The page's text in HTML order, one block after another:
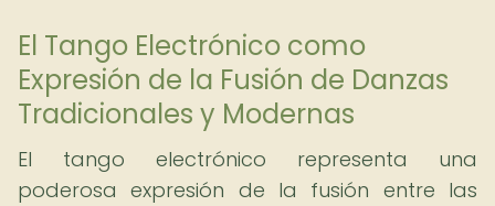
El Tango Electrónico como
Expresión de la Fusión de Danzas
Tradicionales y Modernas
El tango electrónico representa una
poderosa expresión de la fusión entre las